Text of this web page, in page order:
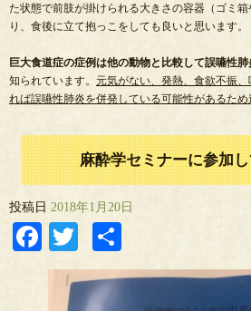
た状態で前肢が掛けられる大きさの容器（ゴミ
り、食後に立て抱っこをしても良いと思います。
巨大食道症の症例は他の動物と比較して誤嚥性
知られています。 元気がない、発熱、食欲不振
れば誤嚥性肺炎を併発している可能性があるた
麻酔学セミナーに参加
投稿日 2018年1月20日
Facebook
Twitter
有